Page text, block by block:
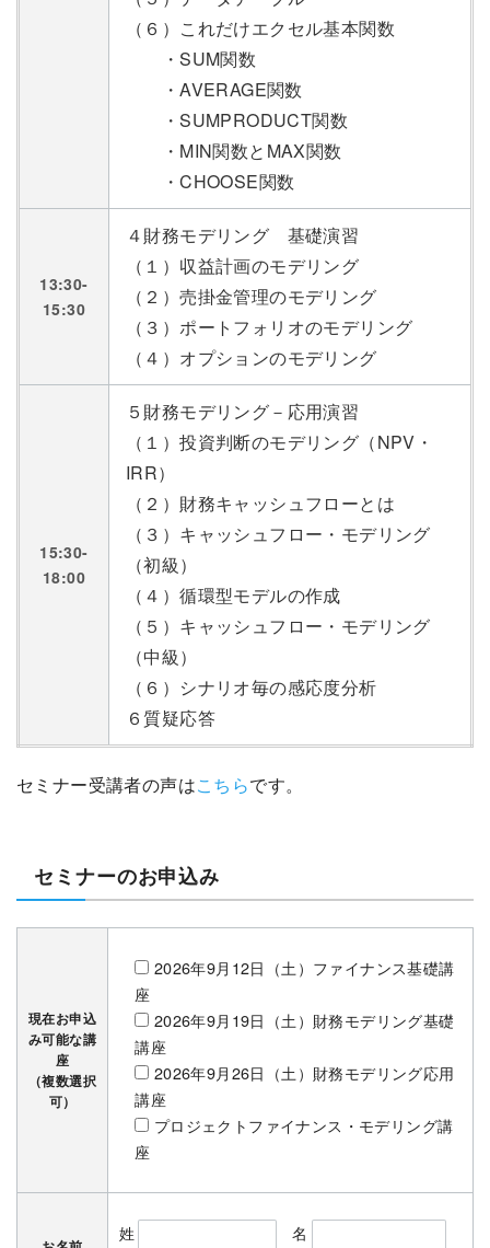
（６）これだけエクセル基本関数
・SUM関数
・AVERAGE関数
・SUMPRODUCT関数
・MIN関数とMAX関数
・CHOOSE関数
13:30-
15:30
４財務モデリング 基礎演習
（１）収益計画のモデリング
（２）売掛金管理のモデリング
（３）ポートフォリオのモデリング
（４）オプションのモデリング
15:30-
18:00
５財務モデリング－応用演習
（１）投資判断のモデリング（NPV・
IRR）
（２）財務キャッシュフローとは
（３）キャッシュフロー・モデリング
（初級）
（４）循環型モデルの作成
（５）キャッシュフロー・モデリング
（中級）
（６）シナリオ毎の感応度分析
６質疑応答
セミナー受講者の声はこちらです。
セミナーのお申込み
現在お申込
み可能な講
座
（複数選択
可）
2026年9月12日（土）ファイナンス基礎講
座
2026年9月19日（土）財務モデリング基礎
講座
2026年9月26日（土）財務モデリング応用
講座
プロジェクトファイナンス・モデリング講
座
姓 名